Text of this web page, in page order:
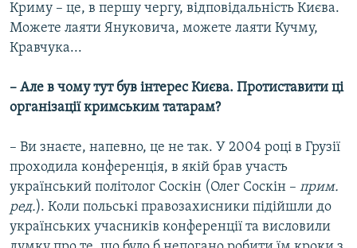
Криму – це, в першу чергу, відповідальність Києва.
Можете лаяти Януковича, можете лаяти Кучму,
Кравчука...
– Але в чому тут був інтерес Києва. Протиставити ці
організації кримським татарам?
– Ви знаєте, напевно, це не так. У 2004 році в Грузії
проходила конференція, в якій брав участь
український політолог Соскін (Олег Соскін – прим.
ред.). Коли польські правозахисники підійшли до
українських учасників конференції та висловили